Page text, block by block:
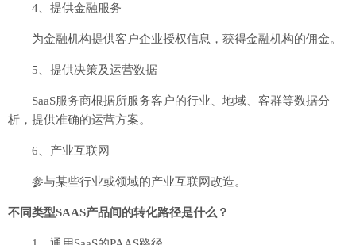
4、提供金融服务
为金融机构提供客户企业授权信息，获得金融机构的佣金。
5、提供决策及运营数据
SaaS服务商根据所服务客户的行业、地域、客群等数据分
析，提供准确的运营方案。
6、产业互联网
参与某些行业或领域的产业互联网改造。
不同类型SAAS产品间的转化路径是什么？